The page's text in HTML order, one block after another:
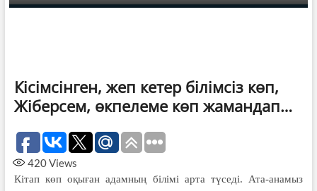
Кісімсінген, жеп кетер білімсіз көп,
Жіберсем, өкпелеме көп жамандап…
420Views
Кітап көп оқыған адамның білімі арта түседі. Ата-анамыз